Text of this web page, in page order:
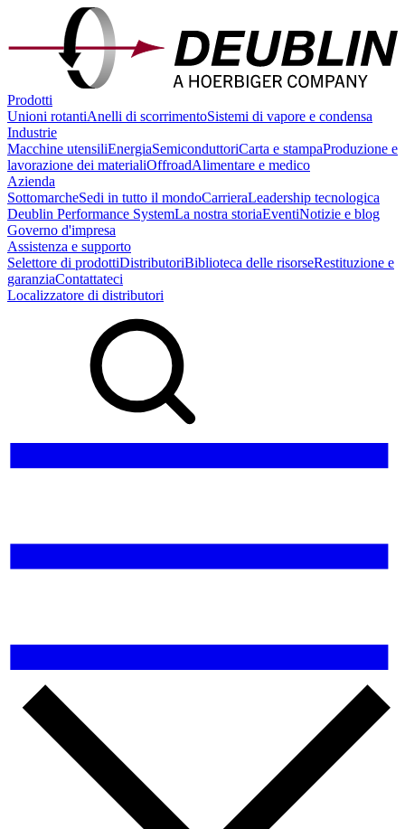
Prodotti
Unioni rotantiAnelli di scorrimentoSistemi di vapore e condensa
Industrie
Macchine utensiliEnergiaSemiconduttoriCarta e stampaProduzione e
lavorazione dei materialiOffroadAlimentare e medico
Azienda
SottomarcheSedi in tutto il mondoCarrieraLeadership tecnologica
Deublin Performance SystemLa nostra storiaEventiNotizie e blog
Governo d'impresa
Assistenza e supporto
Selettore di prodottiDistributoriBiblioteca delle risorseRestituzione e
garanziaContattateci
Localizzatore di distributori